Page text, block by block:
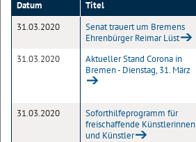
Datum Titel
31.03.2020
Senat trauert um Bremens
Ehrenbürger Reimar Lüst
31.03.2020
Aktueller Stand Corona in
Bremen - Dienstag, 31. März
31.03.2020
Soforthilfeprogramm für
freischaffende Künstlerinnen
und Künstler